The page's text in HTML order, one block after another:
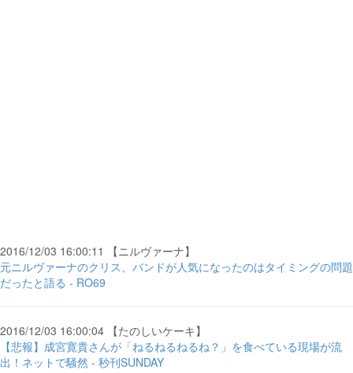
2016/12/03 16:00:11 【ニルヴァーナ】
元ニルヴァーナのクリス、バンドが人気になったのはタイミングの問題
だったと語る - RO69
2016/12/03 16:00:04 【たのしいケーキ】
【悲報】成宮寛貴さんが「ねるねるねるね？」を食べている現場が流
出！ネットで騒然 - 秒刊SUNDAY